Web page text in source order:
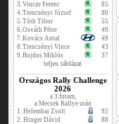
3.Vincze Ferenc
85
4.Trencsényi József
80
5.Tóth Tibor
55
6.Osváth Péter
49
7.Kovács Antal
49
8.Trencsényi Vince
43
9.Bujdos Miklós 37
teljes táblázat
Országos Rally Challenge
2026
a 3.futam,
a Mecsek Rallye után
1. Helembai Zsolt
92
2. Hinger Dávid
88